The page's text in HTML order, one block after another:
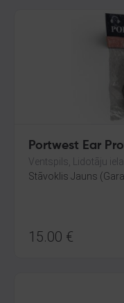
Portwest Ear
Ventspils, Lidotāju
Stāvoklis Jauns
15.00 €